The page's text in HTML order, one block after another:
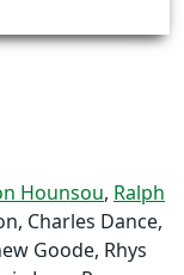
Hounsou, Ralph
Charles Dance,
Goode, Rhys